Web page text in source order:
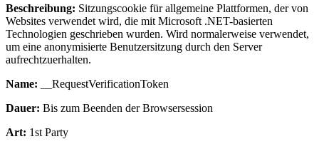
Beschreibung: Sitzungscookie für allgemeine Plattformen, der von
Websites verwendet wird, die mit Microsoft .NET-basierten
Technologien geschrieben wurden. Wird normalerweise verwendet,
um eine anonymisierte Benutzersitzung durch den Server
aufrechtzuerhalten.
Name: __RequestVerificationToken
Dauer: Bis zum Beenden der Browsersession
Art: 1st Party